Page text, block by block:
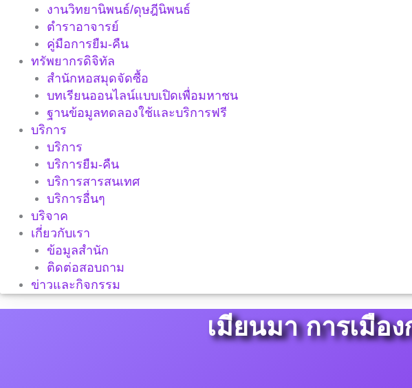
งานวิทยานิพนธ์/ดุษฎีนิพนธ์
ตำราอาจารย์
คู่มือการยืม-คืน
ทรัพยากรดิจิทัล
สำนักหอสมุดจัดซื้อ
บทเรียนออนไลน์แบบเปิดเพื่อมหาชน
ฐานข้อมูลทดลองใช้และบริการฟรี
บริการ
บริการ
บริการยืม-คืน
บริการสารสนเทศ
บริการอื่นๆ
บริจาค
เกี่ยวกับเรา
ข้อมูลสำนัก
ติดต่อสอบถาม
ข่าวและกิจกรรม
เมียนมา การเมือ